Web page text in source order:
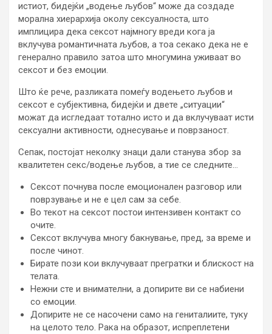
истиот, бидејќи „водење љубов“ може да создаде
морална хиерархија околу сексуалноста, што
имплицира дека сексот најмногу вреди кога ја
вклучува романтичната љубов, а тоа секако дека не е
генерално правило затоа што многумина уживаат во
сексот и без емоции.
Што ќе рече, разликата помеѓу водењето љубов и
сексот е субјективна, бидејќи и двете „ситуации“
можат да исгледаат тотално исто и да вклучуваат исти
сексуални активности, однесување и поврзаност.
Сепак, постојат неколку знаци дали станува збор за
квалитетен секс/водење љубов, а тие се следните…
Сексот почнува после емоционален разговор или
поврзување и не е цел сам за себе.
Во текот на сексот постои интензивен контакт со
очите.
Сексот вклучува многу бакнување, пред, за време и
после чинот.
Бирате пози кои вклучуваат прегратки и блискост на
телата.
Нежни сте и внимателни, а допирите ви се набиени
со емоции.
Допирите не се насочени само на гениталиите, туку
на целото тело. Рака на образот, испреплетени